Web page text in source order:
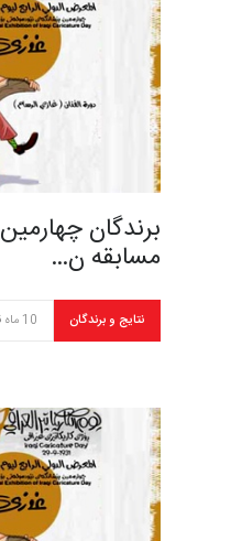
برندگان چهارمین
مسابقه ن…
نتایج و برندگان 10 ماه قبل